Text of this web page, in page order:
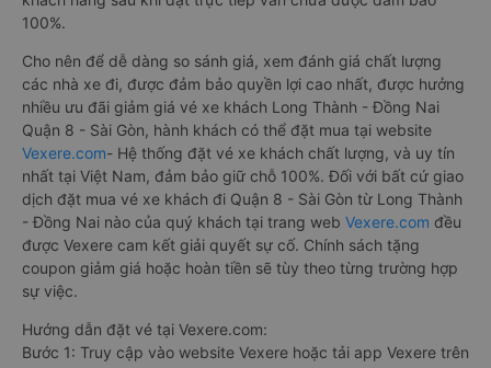
100%.
Cho nên để dễ dàng so sánh giá, xem đánh giá chất lượng
các nhà xe đi, được đảm bảo quyền lợi cao nhất, được hưởng
nhiều ưu đãi giảm giá vé xe khách Long Thành - Đồng Nai
Quận 8 - Sài Gòn, hành khách có thể đặt mua tại website
Vexere.com- Hệ thống đặt vé xe khách chất lượng, và uy tín
nhất tại Việt Nam, đảm bảo giữ chỗ 100%. Đối với bất cứ giao
dịch đặt mua vé xe khách đi Quận 8 - Sài Gòn từ Long Thành
- Đồng Nai nào của quý khách tại trang web Vexere.com đều
được Vexere cam kết giải quyết sự cố. Chính sách tặng
coupon giảm giá hoặc hoàn tiền sẽ tùy theo từng trường hợp
sự việc.
Hướng dẫn đặt vé tại Vexere.com:
Bước 1: Truy cập vào website Vexere hoặc tải app Vexere trên